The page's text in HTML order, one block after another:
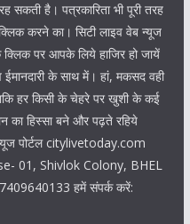
सकती है। पत्रकारिता भी पूरी तरह
करने का। सिटी लाइव वेब न्यूज
पर आपके लिये हाजिर हो जायें
ईमानदारी के साथ में। हां, मकसद वही
हर किसी के चेहरे पर खुशी के कई
का हिस्सा बने और पढ़ते रहिये
पोर्टल citylivetoday.com
01, Shivlok Colony, BHEL
हमें संपर्क करें: